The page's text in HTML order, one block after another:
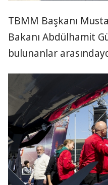
TBMM Başkanı
Bakanı Abdülhamit
bulunanlar